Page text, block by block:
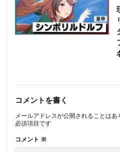
コメントを書く
メールアドレスが公開されることはあ
必須項目です
コメント ※